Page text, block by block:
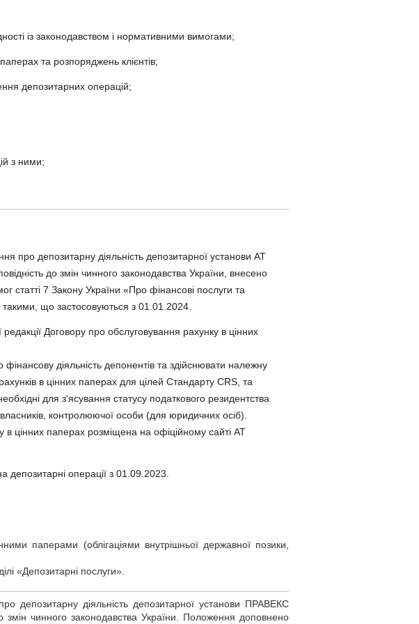
із законодавством і нормативними вимогами;
та розпоряджень клієнтів;
депозитарних операцій;
з ними;
депозитарну діяльність депозитарної установи АТ
до змін чинного законодавства України, внесено
статті 7 Закону України «Про фінансові послуги та
що застосовуються з 01.01.2024.
Договору про обслуговування рахунку в цінних
діяльність депонентів та здійснювати належну
в цінних паперах для цілей Стандарту CRS, та
для з'ясування статусу податкового резидентства
контролюючої особи (для юридичних осіб).
цінних паперах розміщена на офіційному сайті АТ
операції з 01.09.2023.
паперами (облігаціями внутрішньої державної позики,
«Депозитарні послуги».
діяльність депозитарної установи ПРАВЕКС
чинного законодавства України. Положення доповнено